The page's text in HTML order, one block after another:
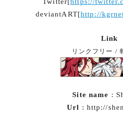
deviantART[http://
Link
リンクフリー /
Site name :
Url : http://